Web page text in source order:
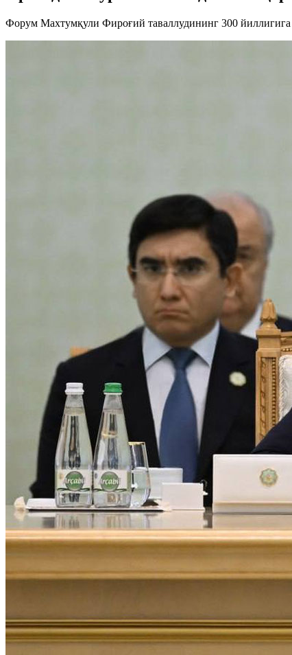
Форум Махтумқули Фироғий таваллудининг 300